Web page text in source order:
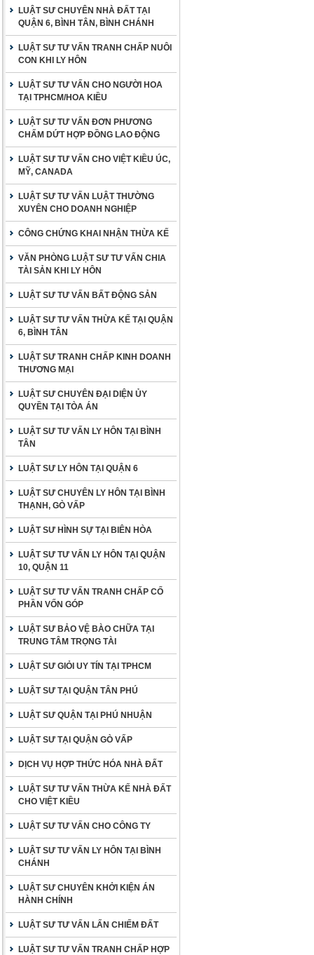
LUẬT SƯ CHUYÊN NHÀ ĐẤT TẠI
QUẬN 6, BÌNH TÂN, BÌNH CHÁNH
LUẬT SƯ TƯ VẤN TRANH CHẤP NUÔI
CON KHI LY HÔN
LUẬT SƯ TƯ VẤN CHO NGƯỜI HOA
TẠI TPHCM/HOA KIỀU
LUẬT SƯ TƯ VẤN ĐƠN PHƯƠNG
CHẤM DỨT HỢP ĐỒNG LAO ĐỘNG
LUẬT SƯ TƯ VẤN CHO VIỆT KIỀU ÚC,
MỸ, CANADA
LUẬT SƯ TƯ VẤN LUẬT THƯỜNG
XUYÊN CHO DOANH NGHIỆP
CÔNG CHỨNG KHAI NHẬN THỪA KẾ
VĂN PHÒNG LUẬT SƯ TƯ VẤN CHIA
TÀI SẢN KHI LY HÔN
LUẬT SƯ TƯ VẤN BẤT ĐỘNG SẢN
LUẬT SƯ TƯ VẤN THỪA KẾ TẠI QUẬN
6, BÌNH TÂN
LUẬT SƯ TRANH CHẤP KINH DOANH
THƯƠNG MẠI
LUẬT SƯ CHUYÊN ĐẠI DIỆN ỦY
QUYỀN TẠI TÒA ÁN
LUẬT SƯ TƯ VẤN LY HÔN TẠI BÌNH
TÂN
LUẬT SƯ LY HÔN TẠI QUẬN 6
LUẬT SƯ CHUYÊN LY HÔN TẠI BÌNH
THẠNH, GÒ VẤP
LUẬT SƯ HÌNH SỰ TẠI BIÊN HÒA
LUẬT SƯ TƯ VẤN LY HÔN TẠI QUẬN
10, QUẬN 11
LUẬT SƯ TƯ VẤN TRANH CHẤP CỐ
PHẦN VỐN GÓP
LUẬT SƯ BẢO VỆ BÀO CHỮA TẠI
TRUNG TÂM TRỌNG TÀI
LUẬT SƯ GIỎI UY TÍN TẠI TPHCM
LUẬT SƯ TẠI QUẬN TÂN PHÚ
LUẬT SƯ QUẬN TẠI PHÚ NHUẬN
LUẬT SƯ TẠI QUẬN GÒ VẤP
DỊCH VỤ HỢP THỨC HÓA NHÀ ĐẤT
LUẬT SƯ TƯ VẤN THỪA KẾ NHÀ ĐẤT
CHO VIỆT KIỀU
LUẬT SƯ TƯ VẤN CHO CÔNG TY
LUẬT SƯ TƯ VẤN LY HÔN TẠI BÌNH
CHÁNH
LUẬT SƯ CHUYÊN KHỞI KIỆN ÁN
HÀNH CHÍNH
LUẬT SƯ TƯ VẤN LẤN CHIẾM ĐẤT
LUẬT SƯ TƯ VẤN TRANH CHẤP HỢP